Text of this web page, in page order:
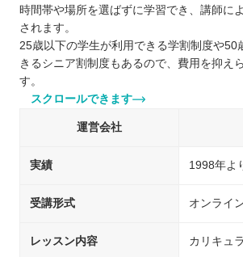
時間帯や場所を選ばずに学習でき、講師に
されます。
25歳以下の学生が利用できる学割制度や50
きるシニア割制度もあるので、費用を抑え
す。
スクロールできます
運営会社
実績 1998年よ
受講形式 オンライ
レッスン内容 カリキュ